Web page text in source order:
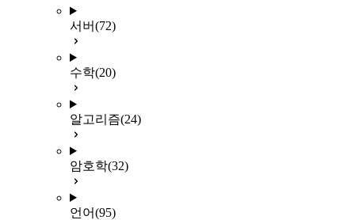
서버(72)
수학(20)
알고리즘(24)
암호학(32)
언어(95)